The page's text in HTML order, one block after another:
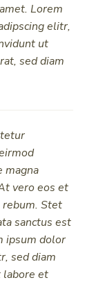
Lorem
elitr,
ut
sed diam
magna
vero eos et
rebum. Stet
sanctus est
ipsum dolor
sed diam
labore et